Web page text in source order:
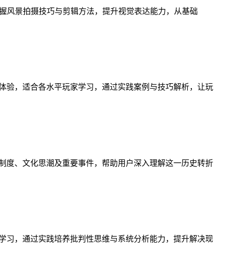
风景拍摄技巧与剪辑方法，提升视觉表达能力，从基础
验，适合各水平玩家学习，通过实践案例与技巧解析，让玩
度、文化思潮及重要事件，帮助用户深入理解这一历史转折
习，通过实践培养批判性思维与系统分析能力，提升解决现